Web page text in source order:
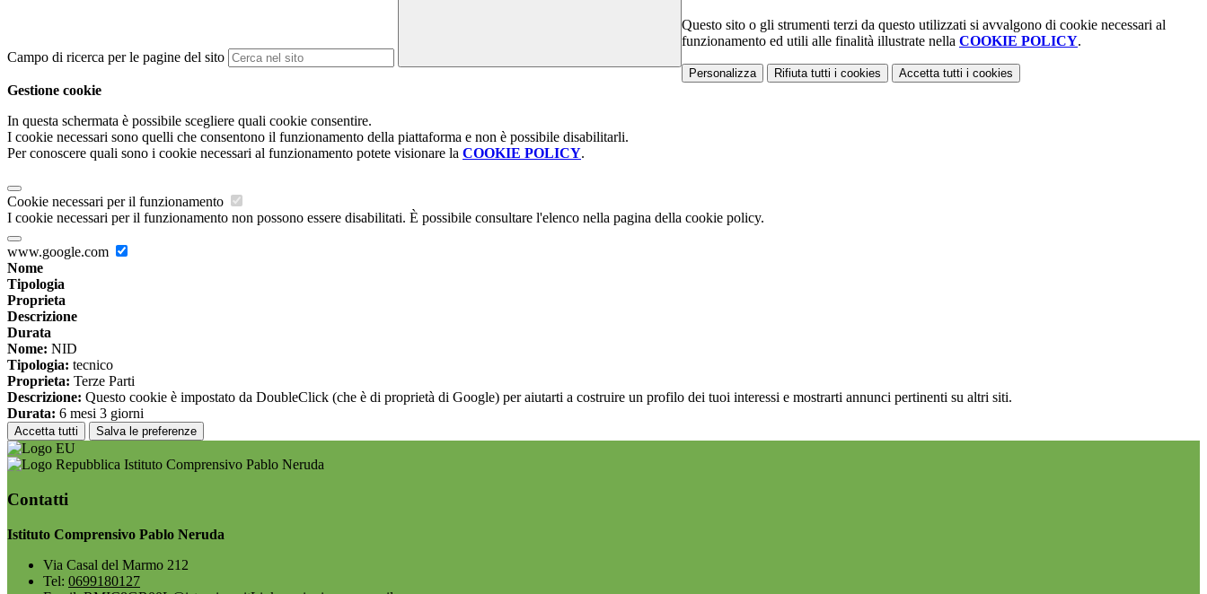
Campo di ricerca per le pagine del sito
Questo sito o gli strumenti terzi da questo utilizzati si avvalgono di cookie necessari al
funzionamento ed utili alle finalità illustrate nella COOKIE POLICY.
Personalizza Rifiuta tutti i cookies Accetta tutti i cookies
Gestione cookie
In questa schermata è possibile scegliere quali cookie consentire.
I cookie necessari sono quelli che consentono il funzionamento della piattaforma e non è possibile disabilitarli.
Per conoscere quali sono i cookie necessari al funzionamento potete visionare la COOKIE POLICY.
Cookie necessari per il funzionamento
I cookie necessari per il funzionamento non possono essere disabilitati. È possibile consultare l'elenco nella pagina della cookie policy.
www.google.com
Nome
Tipologia
Proprieta
Descrizione
Durata
Nome: NID
Tipologia: tecnico
Proprieta: Terze Parti
Descrizione: Questo cookie è impostato da DoubleClick (che è di proprietà di Google) per aiutarti a costruire un profilo dei tuoi interessi e mostrarti annunci pertinenti su altri siti.
Durata: 6 mesi 3 giorni
Accetta tutti Salva le preferenze
Istituto Comprensivo Pablo Neruda
Contatti
Istituto Comprensivo Pablo Neruda
Via Casal del Marmo 212
Tel: 0699180127